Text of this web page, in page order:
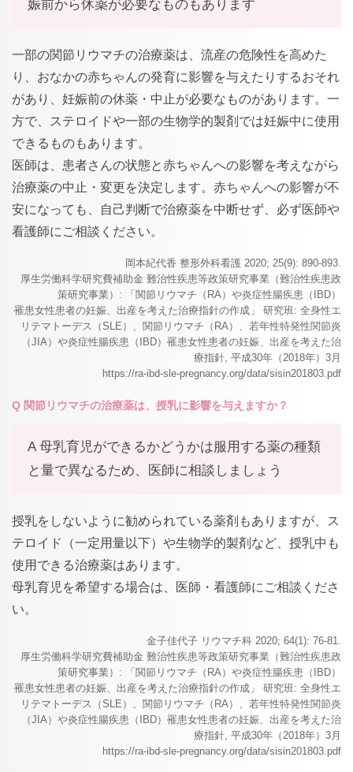
娠前から休薬が必要なものもあります
一部の関節リウマチの治療薬は、流産の危険性を高めた
り、おなかの赤ちゃんの発育に影響を与えたりするおそれ
があり、妊娠前の休薬・中止が必要なものがあります。一
方で、ステロイドや一部の生物学的製剤では妊娠中に使用
できるものもあります。
医師は、患者さんの状態と赤ちゃんへの影響を考えながら
治療薬の中止・変更を決定します。赤ちゃんへの影響が不
安になっても、自己判断で治療薬を中断せず、必ず医師や
看護師にご相談ください。
岡本紀代香 整形外科看護 2020; 25(9): 890-893.
厚生労働科学研究費補助金 難治性疾患等政策研究事業（難治性疾患政
策研究事業）: 「関節リウマチ（RA）や炎症性腸疾患（IBD）
罹患女性患者の妊娠、出産を考えた治療指針の作成」 研究班: 全身性エ
リテマトーデス（SLE）、関節リウマチ（RA）、若年性特発性関節炎
（JIA）や炎症性腸疾患（IBD）罹患女性患者の妊娠、出産を考えた治
療指針, 平成30年（2018年）3月
https://ra-ibd-sle-pregnancy.org/data/sisin201803.pdf
Q 関節リウマチの治療薬は、授乳に影響を与えますか？
A 母乳育児ができるかどうかは服用する薬の種類
と量で異なるため、医師に相談しましょう
授乳をしないように勧められている薬剤もありますが、ス
テロイド（一定用量以下）や生物学的製剤など、授乳中も
使用できる治療薬はあります。
母乳育児を希望する場合は、医師・看護師にご相談くださ
い。
金子佳代子 リウマチ科 2020; 64(1): 76-81.
厚生労働科学研究費補助金 難治性疾患等政策研究事業（難治性疾患政
策研究事業）: 「関節リウマチ（RA）や炎症性腸疾患（IBD）
罹患女性患者の妊娠、出産を考えた治療指針の作成」 研究班: 全身性エ
リテマトーデス（SLE）、関節リウマチ（RA）、若年性特発性関節炎
（JIA）や炎症性腸疾患（IBD）罹患女性患者の妊娠、出産を考えた治
療指針, 平成30年（2018年）3月
https://ra-ibd-sle-pregnancy.org/data/sisin201803.pdf